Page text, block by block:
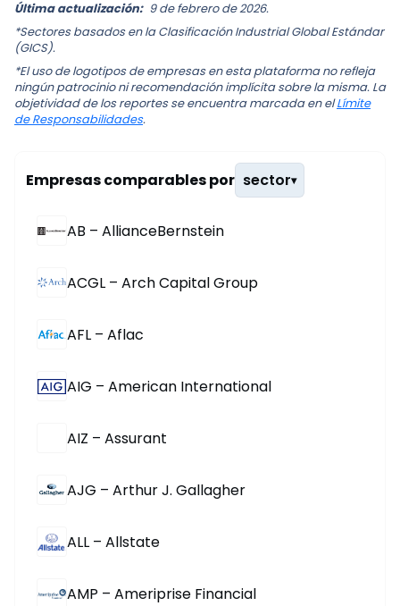
Última actualización: 9 de febrero de 2026.
*Sectores basados en la Clasificación Industrial Global Estándar
(GICS).
*El uso de logotipos de empresas en esta plataforma no refleja
ningún patrocinio ni recomendación implícita sobre la misma. La
objetividad de los reportes se encuentra marcada en elLímite
de Responsabilidades.
Empresas comparables por sector▾
AB – AllianceBernstein
ACGL – Arch Capital Group
AFL – Aflac
AIG – American International
AIZ – Assurant
AJG – Arthur J. Gallagher
ALL – Allstate
AMP – Ameriprise Financial